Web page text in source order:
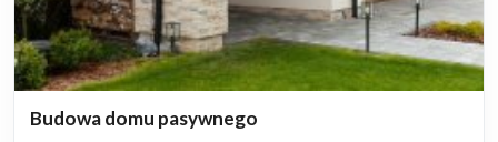
Budowa domu pasywnego